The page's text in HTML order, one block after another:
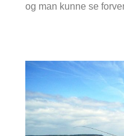
og man kunne se